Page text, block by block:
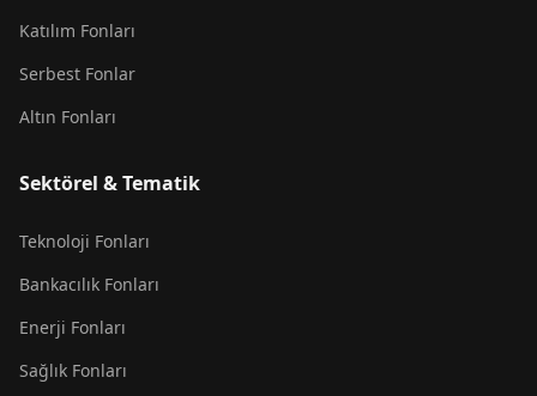
Katılım Fonları
Serbest Fonlar
Altın Fonları
Sektörel & Tematik
Teknoloji Fonları
Bankacılık Fonları
Enerji Fonları
Sağlık Fonları